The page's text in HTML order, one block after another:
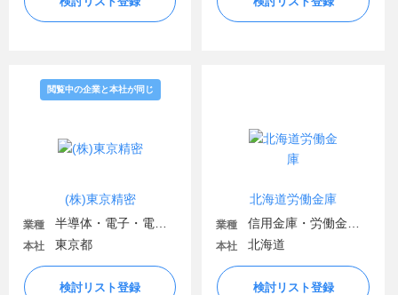
(株)東京精密
閲覧中の企業と本社が同じ
業種
本社 東京都
検討リスト登録
北海道労働金庫
業種
本社 北海道
検討リスト登録